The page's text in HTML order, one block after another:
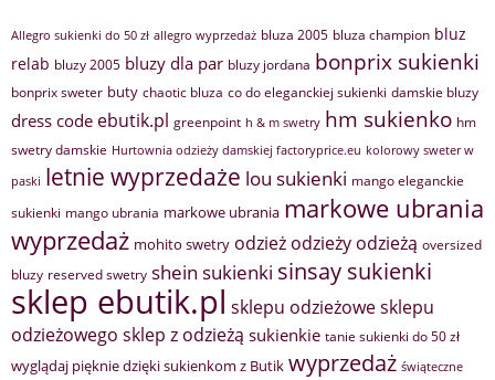
Allegro sukienki do 50 zł allegro wyprzedaż bluza 2005 bluza champion bluz
relab bluzy 2005 bluzy dla par bluzy jordana bonprix sukienki
bonprix sweter buty chaotic bluza co do eleganckiej sukienki damskie bluzy
dress code ebutik.pl greenpoint h & m swetry hm sukienko hm
swetry damskie Hurtownia odzieży damskiej factoryprice.eu kolorowy sweter w
paski letnie wyprzedaże lou sukienki mango eleganckie
sukienki mango ubrania markowe ubrania markowe ubrania
wyprzedaż mohito swetry odzież odzieży odzieżą oversized
bluzy reserved swetry shein sukienki sinsay sukienki
sklep ebutik.pl sklepu odzieżowesklepu
odzieżowego sklep z odzieżą sukienkie tanie sukienki do 50 zł
wyglądaj pięknie dzięki sukienkom z Butik wyprzedaż świąteczne